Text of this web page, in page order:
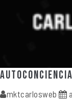
mktcarlosweb